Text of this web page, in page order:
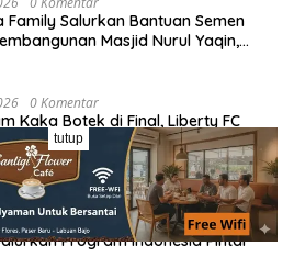
Family Salurkan Bantuan Semen
Masjid Nurul Yaqin,
0 Komentar
Kaka Botek di Final, Liberty FC
Juara GTA Cup Jilid 3
2026 0 Komentar
Kurang Mampu, PDIP Manggarai
Program Indonesia Pintar
tutup